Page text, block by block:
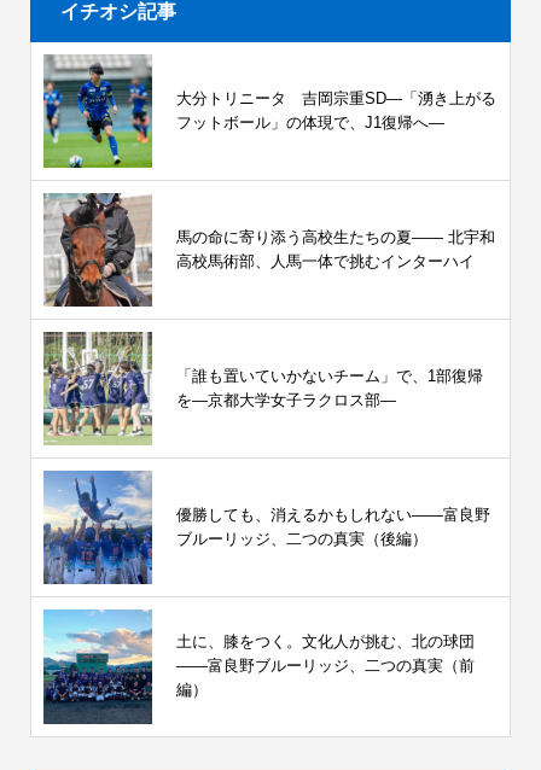
イチオシ記事
大分トリニータ 吉岡宗重SD―「湧き上がる
フットボール」の体現で、J1復帰へ―
馬の命に寄り添う高校生たちの夏—— 北宇和
高校馬術部、人馬一体で挑むインターハイ
「誰も置いていかないチーム」で、1部復帰
を―京都大学女子ラクロス部―
優勝しても、消えるかもしれない――富良野
ブルーリッジ、二つの真実（後編）
土に、膝をつく。文化人が挑む、北の球団
――富良野ブルーリッジ、二つの真実（前
編）